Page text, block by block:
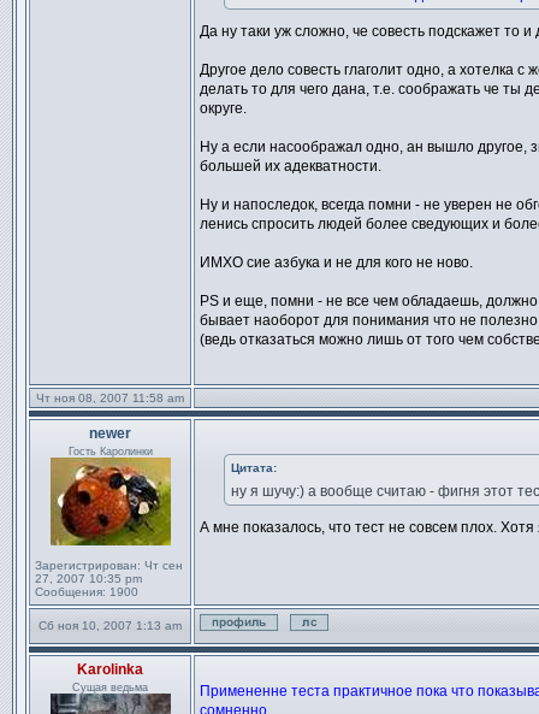
Да ну таки уж сложно, че совесть подскажет то
Другое дело совесть глаголит одно, а хотелка
делать то для чего дана, т.е. соображать че ты
округе.
Ну а если насоображал одно, ан вышло другое,
большей их адекватности.
Ну и напоследок, всегда помни - не уверен не
ленись спросить людей более сведующих и
ИМХО сие азбука и не для кого не ново.
PS и еще, помни - не все чем обладаешь,
бывает наоборот для понимания что не
(ведь отказаться можно лишь от того чем
Чт ноя 08, 2007 11:58 am
newer
Гость Каролинки
Зарегистрирован: Чт сен
27, 2007 10:35 pm
Сообщения: 1900
Цитата:
ну я шучу:) а вообще считаю - фигня этот
А мне показалось, что тест не совсем плох.
Сб ноя 10, 2007 1:13 am
Профиль
Отправить личное
Karolinka
Сущая ведьма
Примененне теста практичное пока что
сомненно.